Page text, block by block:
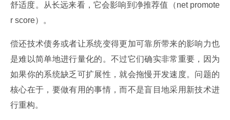
舒适度。从长远来看，它会影响到净推荐值（net promote
r score）。
偿还技术债务或者让系统变得更加可靠所带来的影响力也
是难以简单地进行量化的。不过它们确实非常重要，因为
如果你的系统缺乏可扩展性，就会拖慢开发速度。问题的
核心在于，要做有用的事情，而不是盲目地采用新技术进
行重构。